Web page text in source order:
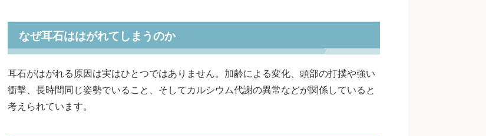
なぜ耳石ははがれてしまうのか
耳石がはがれる原因は実はひとつではありません。加齢による変化、頭部の打撲や強い
衝撃、長時間同じ姿勢でいること、そしてカルシウム代謝の異常などが関係していると
考えられています。